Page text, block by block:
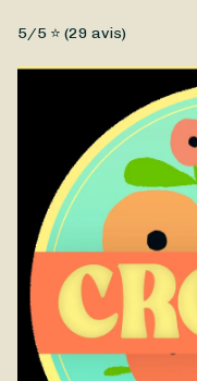
Un joli bouquet de Noël
rouges et blancs pour
Noël. Ce bouquet est
5/5 ⭐ (29 avis)